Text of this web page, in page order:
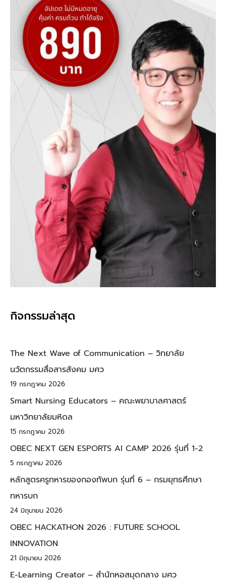
กิจกรรมล่าสุด
The Next Wave of Communication – วิทยาลัย
นวัตกรรมสื่อสารสังคม มศว
19 กรกฎาคม 2026
Smart Nursing Educators – คณะพยาบาลศาสตร์
มหาวิทยาลัยมหิดล
15 กรกฎาคม 2026
OBEC NEXT GEN ESPORTS AI CAMP 2026 รุ่นที่ 1-2
5 กรกฎาคม 2026
หลักสูตรครูทหารของกองทัพบก รุ่นที่ 6 – กรมยุทธศึกษา
ทหารบก
24 มิถุนายน 2026
OBEC HACKATHON 2026 : FUTURE SCHOOL
INNOVATION
21 มิถุนายน 2026
E-Learning Creator – สำนักหอสมุดกลาง มศว